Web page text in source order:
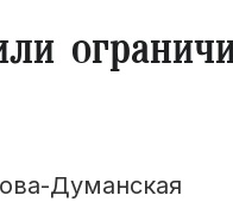
Думанская